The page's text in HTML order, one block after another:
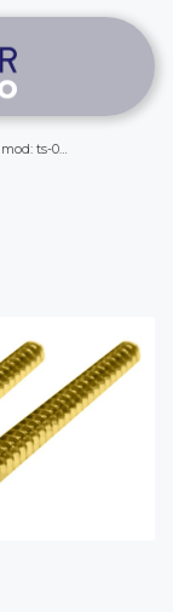
gold (4 pcs)